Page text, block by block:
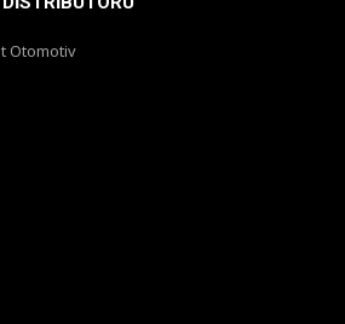
Otomotiv